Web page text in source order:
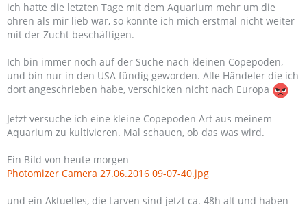
ich hatte die letzten Tage mit dem Aquarium mehr um die
ohren als mir lieb war, so konnte ich mich erstmal nicht weiter
mit der Zucht beschäftigen.
Ich bin immer noch auf der Suche nach kleinen Copepoden,
und bin nur in den USA fündig geworden. Alle Händeler die ich
dort angeschrieben habe, verschicken nicht nach Europa
Jetzt versuche ich eine kleine Copepoden Art aus meinem
Aquarium zu kultivieren. Mal schauen, ob das was wird.
Ein Bild von heute morgen
Photomizer Camera 27.06.2016 09-07-40.jpg
und ein Aktuelles, die Larven sind jetzt ca. 48h alt und haben